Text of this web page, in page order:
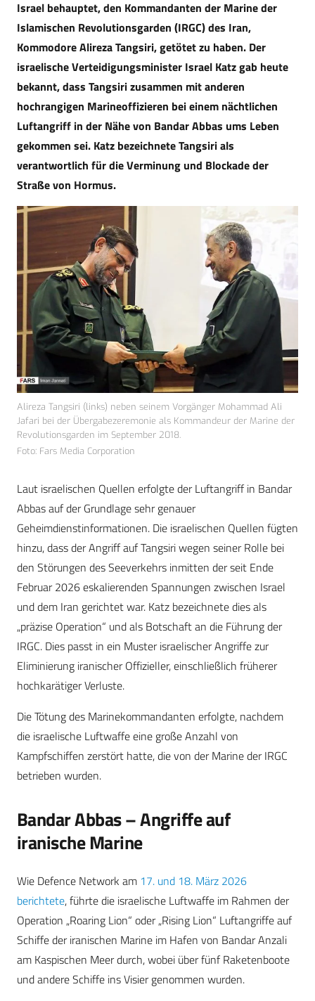
Israel behauptet, den Kommandanten der Marine der
Islamischen Revolutionsgarden (IRGC) des Iran,
Kommodore Alireza Tangsiri, getötet zu haben. Der
israelische Verteidigungsminister Israel Katz gab heute
bekannt, dass Tangsiri zusammen mit anderen
hochrangigen Marineoffizieren bei einem nächtlichen
Luftangriff in der Nähe von Bandar Abbas ums Leben
gekommen sei. Katz bezeichnete Tangsiri als
verantwortlich für die Verminung und Blockade der
Straße von Hormus.
Alireza Tangsiri (links) neben seinem Vorgänger Mohammad Ali
Jafari bei der Übergabezeremonie als Kommandeur der Marine der
Revolutionsgarden im September 2018.
Foto: Fars Media Corporation
Laut israelischen Quellen erfolgte der Luftangriff in Bandar
Abbas auf der Grundlage sehr genauer
Geheimdienstinformationen. Die israelischen Quellen fügten
hinzu, dass der Angriff auf Tangsiri wegen seiner Rolle bei
den Störungen des Seeverkehrs inmitten der seit Ende
Februar 2026 eskalierenden Spannungen zwischen Israel
und dem Iran gerichtet war. Katz bezeichnete dies als
„präzise Operation“ und als Botschaft an die Führung der
IRGC. Dies passt in ein Muster israelischer Angriffe zur
Eliminierung iranischer Offizieller, einschließlich früherer
hochkarätiger Verluste.
Die Tötung des Marinekommandanten erfolgte, nachdem
die israelische Luftwaffe eine große Anzahl von
Kampfschiffen zerstört hatte, die von der Marine der IRGC
betrieben wurden.
Bandar Abbas – Angriffe auf
iranische Marine
Wie Defence Network am 17. und 18. März 2026
berichtete, führte die israelische Luftwaffe im Rahmen der
Operation „Roaring Lion“ oder „Rising Lion“ Luftangriffe auf
Schiffe der iranischen Marine im Hafen von Bandar Anzali
am Kaspischen Meer durch, wobei über fünf Raketenboote
und andere Schiffe ins Visier genommen wurden.